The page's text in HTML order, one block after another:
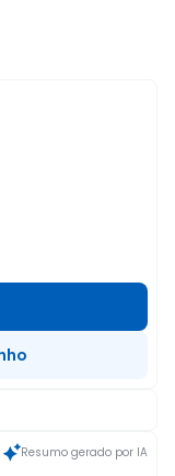
Resumo gerado por IA